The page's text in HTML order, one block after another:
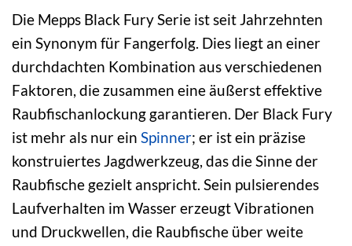
Die Mepps Black Fury Serie ist seit Jahrzehnten
ein Synonym für Fangerfolg. Dies liegt an einer
durchdachten Kombination aus verschiedenen
Faktoren, die zusammen eine äußerst effektive
Raubfischanlockung garantieren. Der Black Fury
ist mehr als nur ein Spinner; er ist ein präzise
konstruiertes Jagdwerkzeug, das die Sinne der
Raubfische gezielt anspricht. Sein pulsierendes
Laufverhalten im Wasser erzeugt Vibrationen
und Druckwellen, die Raubfische über weite